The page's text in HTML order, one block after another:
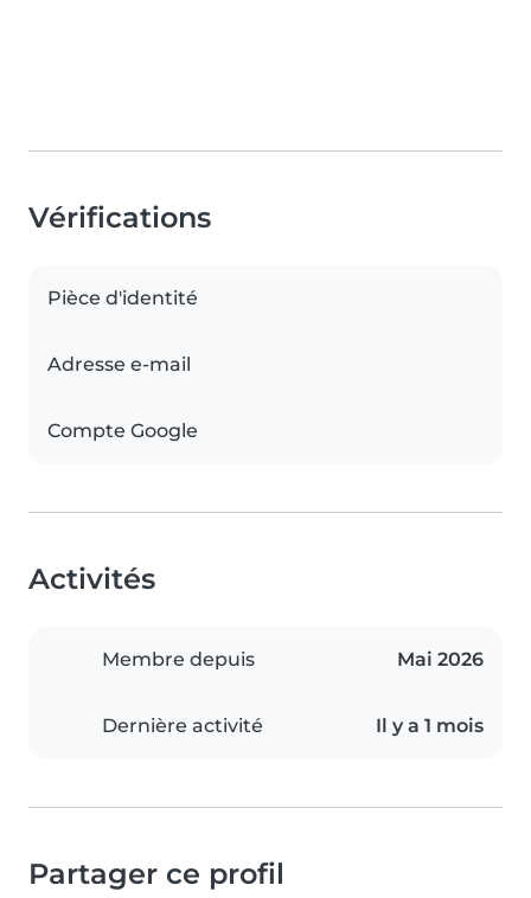
Vérifications
Pièce d'identité
Adresse e-mail
Compte Google
Activités
Membre depuis Mai 2026
Dernière activité Il y a 1 mois
Partager ce profil